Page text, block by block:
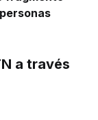
a través